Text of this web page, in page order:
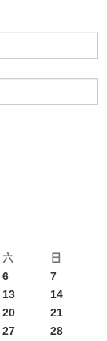
六 日
6
7
13
14
20
21
27
28